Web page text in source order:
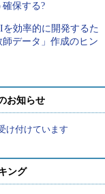
確保する?
を効率的に開発するた
師データ」作成のヒン
お知らせ
け付けています
ング